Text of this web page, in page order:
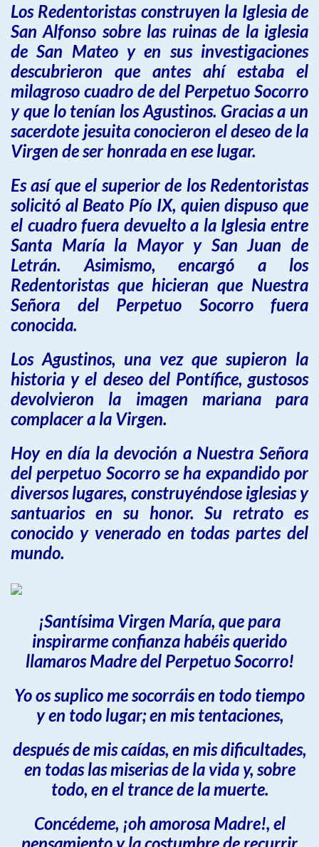
Los Redentoristas construyen la Iglesia de
San Alfonso sobre las ruinas de la iglesia
de San Mateo y en sus investigaciones
descubrieron que antes ahí estaba el
milagroso cuadro de del Perpetuo Socorro
y que lo tenían los Agustinos. Gracias a un
sacerdote jesuita conocieron el deseo de la
Virgen de ser honrada en ese lugar.
Es así que el superior de los Redentoristas
solicitó al Beato Pío IX, quien dispuso que
el cuadro fuera devuelto a la Iglesia entre
Santa María la Mayor y San Juan de
Letrán. Asimismo, encargó a los
Redentoristas que hicieran que Nuestra
Señora del Perpetuo Socorro fuera
conocida.
Los Agustinos, una vez que supieron la
historia y el deseo del Pontífice, gustosos
devolvieron la imagen mariana para
complacer a la Virgen.
Hoy en día la devoción a Nuestra Señora
del perpetuo Socorro se ha expandido por
diversos lugares, construyéndose iglesias y
santuarios en su honor. Su retrato es
conocido y venerado en todas partes del
mundo.
¡Santísima Virgen María, que para
inspirarme confianza habéis querido
llamaros Madre del Perpetuo Socorro!
Yo os suplico me socorráis en todo tiempo
y en todo lugar; en mis tentaciones,
después de mis caídas, en mis dificultades,
en todas las miserias de la vida y, sobre
todo, en el trance de la muerte.
Concédeme, ¡oh amorosa Madre!, el